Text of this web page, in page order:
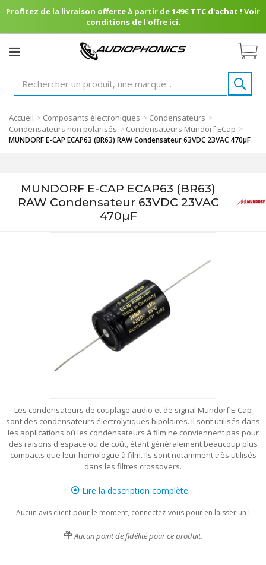
Profitez de la livraison offerte à partir de 149€ TTC d'achat ! Voir
conditions de l'offre ici.
Accueil > Composants électroniques > Condensateurs >
Condensateurs non polarisés > Condensateurs Mundorf ECap >
MUNDORF E-CAP ECAP63 (BR63) RAW Condensateur 63VDC 23VAC 470µF
MUNDORF E-CAP ECAP63 (BR63)
RAW Condensateur 63VDC 23VAC
470µF
Les condensateurs de couplage audio et de signal Mundorf E-Cap
sont des condensateurs électrolytiques bipolaires. Il sont utilisés dans
les applications où les condensateurs à film ne conviennent pas pour
des raisons d'espace ou de coût, étant généralement beaucoup plus
compacts que leur homologue à film. Ils sont notamment très utilisés
dans les filtres crossovers.
Lire la description complète
Aucun avis client pour le moment, connectez-vous pour en laisser un !
Aucun point de fidélité pour ce produit.